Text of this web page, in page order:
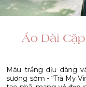
Áo Dài
Màu trắng dịu dàng
sương sớm - “Trà My